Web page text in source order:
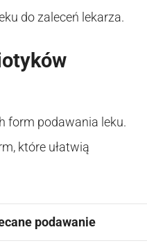
do zaleceń lekarza.
form podawania leku.
które ułatwią
podawanie